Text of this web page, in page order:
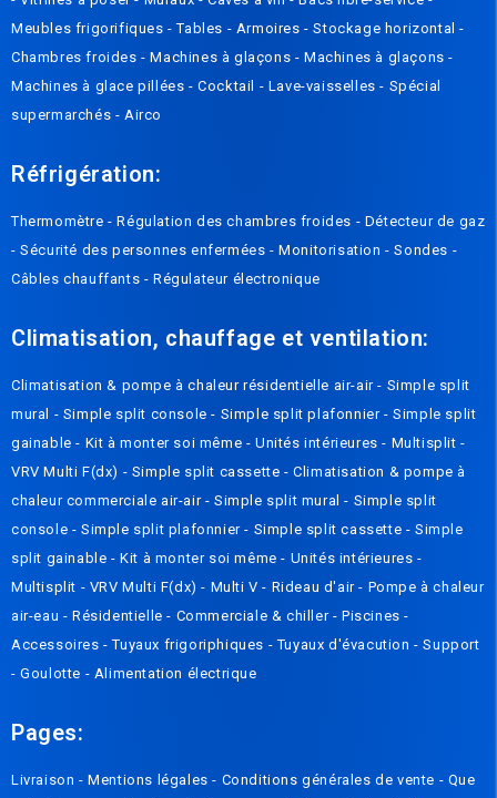
Meubles frigorifiques-Tables - Armoires-Stockage horizontal-
Chambres froides-Machines à glaçons -Machines à glaçons-
Machines à glace pillées-Cocktail - Lave-vaisselles- Spécial
supermarchés - Airco
Réfrigération:
Thermomètre-Régulation des chambres froides - Détecteur de gaz
-Sécurité des personnes enfermées-Monitorisation-Sondes -
Câbles chauffants -Régulateur électronique
Climatisation, chauffage et ventilation:
Climatisation & pompe à chaleur résidentielle air-air- Simple split
mural - Simple split console- Simple split plafonnier-Simple split
gainable- Kit à monter soi même -Unités intérieures- Multisplit-
VRV Multi F(dx) - Simple split cassette-Climatisation & pompe à
chaleur commerciale air-air -Simple split mural- Simple split
console -Simple split plafonnier- Simple split cassette -Simple
split gainable -Kit à monter soi même- Unités intérieures-
Multisplit - VRV Multi F(dx)- Multi V- Rideau d'air- Pompe à chaleur
air-eau -Résidentielle- Commerciale & chiller -Piscines-
Accessoires-Tuyaux frigoriphiques -Tuyaux d'évacution-Support
-Goulotte - Alimentation électrique
Pages:
Livraison -Mentions légales- Conditions générales de vente - Que